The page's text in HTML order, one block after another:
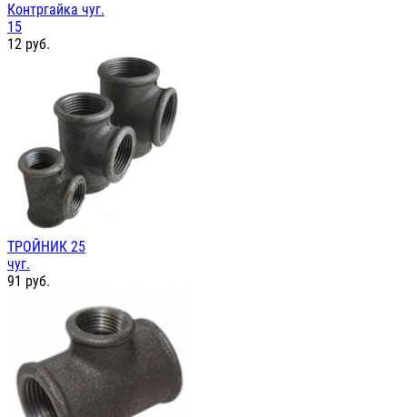
Контргайка чуг.
15
12 руб.
ТРОЙНИК 25
чуг.
91 руб.